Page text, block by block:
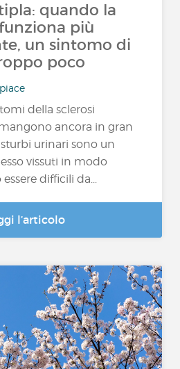
quando la
più
un sintomo di
poco
della sclerosi
ancora in gran
urinari sono un
vissuti in modo
difficili da...
l’articolo